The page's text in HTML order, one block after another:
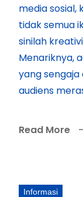
media sosial,
tidak semua
sinilah
Menariknya,
yang
audiens
Read More
Informasi